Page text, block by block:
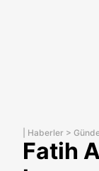
Haberler >
Fatih